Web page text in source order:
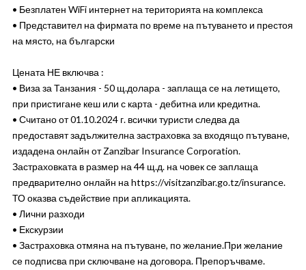
• Безплатен WiFi интернет на територията на комплекса
• Представител на фирмата по време на пътуването и престоя
на място, на български
Цената НЕ включва :
• Виза за Танзания - 50 щ.долара - заплаща се на летището,
при пристигане кеш или с карта - дебитна или кредитна.
• Считано от 01.10.2024 г. всички туристи следва да
предоставят задължителна застраховка за входящо пътуване,
издадена онлайн от Zanzibar Insurance Corporation.
Застраховката в размер на 44 щ.д. на човек се заплаща
предварително онлайн на https://visitzanzibar.go.tz/insurance.
ТО оказва съдействие при апликацията.
• Лични разходи
• Екскурзии
• Застраховка отмяна на пътуване, по желание.При желание
се подписва при сключване на договора. Препоръчваме.